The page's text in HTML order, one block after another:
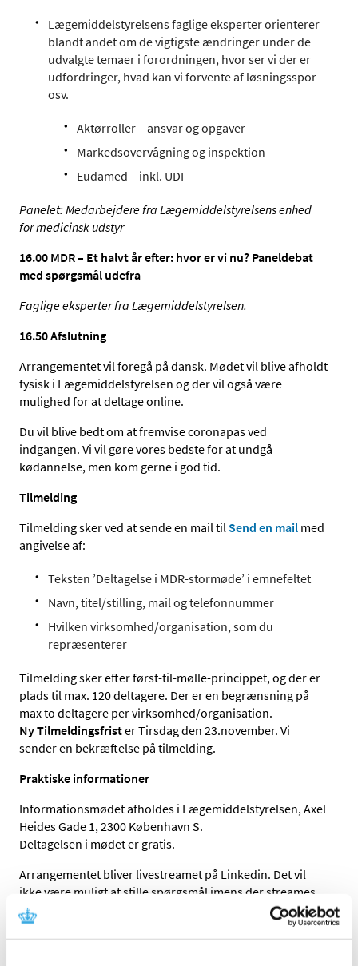
Lægemiddelstyrelsens faglige eksperter orienterer
blandt andet om de vigtigste ændringer under de
udvalgte temaer i forordningen, hvor ser vi der er
udfordringer, hvad kan vi forvente af løsningsspor
osv.
Aktørroller – ansvar og opgaver
Markedsovervågning og inspektion
Eudamed – inkl. UDI
Panelet: Medarbejdere fra Lægemiddelstyrelsens enhed
for medicinsk udstyr
16.00 MDR – Et halvt år efter: hvor er vi nu? Paneldebat
med spørgsmål udefra
Faglige eksperter fra Lægemiddelstyrelsen.
16.50Afslutning
Arrangementet vil foregå på dansk. Mødet vil blive afholdt
fysisk i Lægemiddelstyrelsen og der vil også være
mulighed for at deltage online.
Du vil blive bedt om at fremvise coronapas ved
indgangen. Vi vil gøre vores bedste for at undgå
kødannelse, men kom gerne i god tid.
Tilmelding
Tilmelding sker ved at sende en mail tilSend en mail med
angivelse af:
Teksten ’Deltagelse i MDR-stormøde’ i emnefeltet
Navn, titel/stilling, mail og telefonnummer
Hvilken virksomhed/organisation, som du
repræsenterer
Tilmelding sker efter først-til-mølle-princippet, og der er
plads til max. 120 deltagere. Der er en begrænsning på
max to deltagere per virksomhed/organisation.
Ny Tilmeldingsfrister Tirsdag den 23.november. Vi
sender en bekræftelse på tilmelding.
Praktiske informationer
Informationsmødet afholdes i Lægemiddelstyrelsen, Axel
Heides Gade 1, 2300 København S.
Deltagelsen i mødet er gratis.
Arrangementet bliver livestreamet på Linkedin. Det vil
ikke være muligt at stille spørgsmål imens der streames.
Husk derfor at sende dine spørgsmål forinden mødet til
Send en mail
. Vi samler op på alle spørgsmål inden
mødet, og giver svar på mødet.